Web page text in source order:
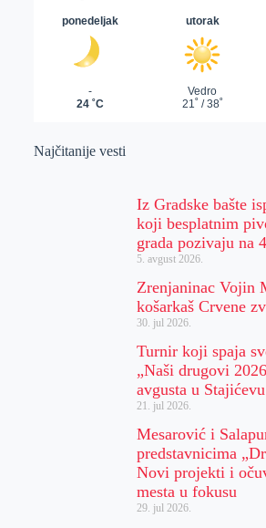
Najčitanije vesti
Iz Gradske bašte
koji besplatnim
grada pozivaju na
5. avgust 2026.
Zrenjaninac Vojin
košarkaš Crvene
30. jul 2026.
Turnir koji spaja
„Naši drugovi
avgusta u Stajićevu
21. jul 2026.
Mesarović i
predstavnicima
Novi projekti i
mesta u fokusu
29. jul 2026.